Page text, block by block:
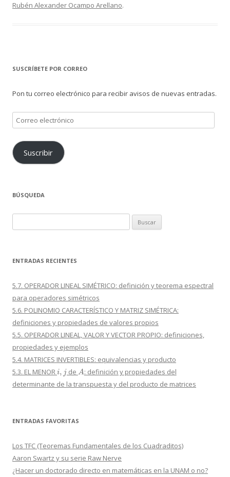
Rubén Alexander Ocampo Arellano.
SUSCRÍBETE POR CORREO
Pon tu correo electrónico para recibir avisos de nuevas entradas.
Correo
electrónico
Suscribir
BÚSQUEDA
ENTRADAS RECIENTES
5.7. OPERADOR LINEAL SIMÉTRICO: definición y teorema espectral
para operadores simétricos
5.6. POLINOMIO CARACTERÍSTICO Y MATRIZ SIMÉTRICA:
definiciones y propiedades de valores propios
5.5. OPERADOR LINEAL, VALOR Y VECTOR PROPIO: definiciones,
propiedades y ejemplos
5.4. MATRICES INVERTIBLES: equivalencias y producto
5.3. EL MENORi,j de A: definición y propiedades del
determinante de la transpuesta y del producto de matrices
ENTRADAS FAVORITAS
Los TFC (Teoremas Fundamentales de los Cuadraditos)
Aaron Swartz y su serie Raw Nerve
¿Hacer un doctorado directo en matemáticas en la UNAM o no?